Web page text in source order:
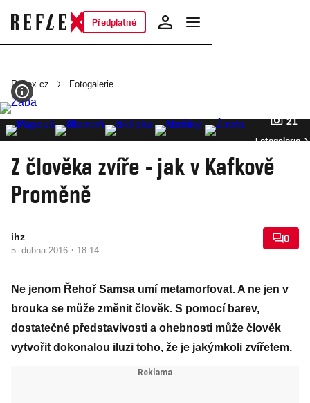
Předplatné
Reflex.cz Fotogalerie
21
Fotogalerie
Z člověka zvíře - jak v Kafkově
Proměně
ihz
5. dubna 2016 · 18:14
0
Ne jenom Řehoř Samsa umí metamorfovat. A ne jen v
brouka se může změnit člověk. S pomocí barev,
dostatečné představivosti a ohebnosti může člověk
vytvořit dokonalou iluzi toho, že je jakýmkoli zvířetem.